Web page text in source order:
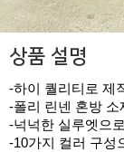
상품 설명
-하이 퀄리티로 제
-폴리 린넨 혼방
-넉넉한 실루엣으
-10가지 컬러 구성